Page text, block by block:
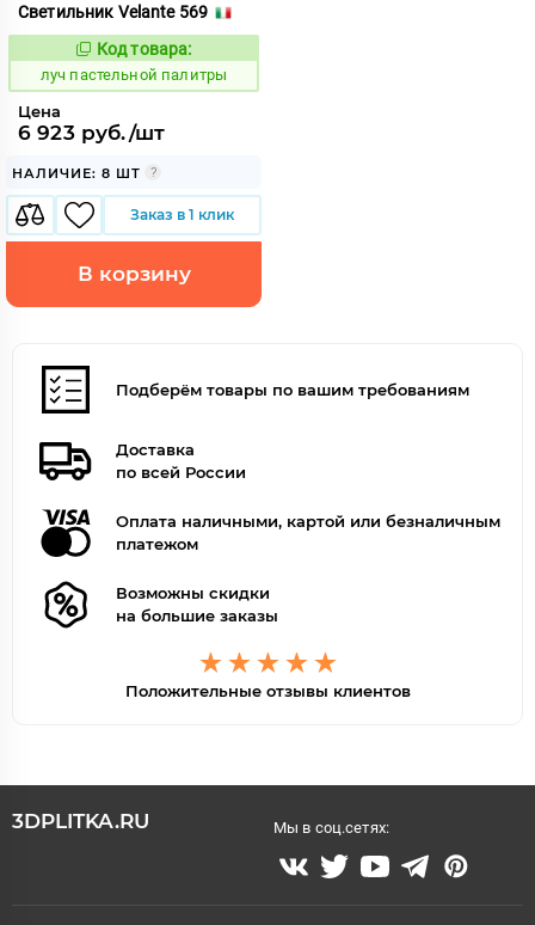
Светильник Velante 569
Код:
899316
Код товара:
луч пастельной палитры
Цена
6 923 руб./шт
НАЛИЧИЕ: 8 ШТ
Заказ в 1 клик
В корзину
Подберём товары по вашим требованиям
Доставка
по всей России
Оплата наличными, картой или безналичным
платежом
Возможны скидки
на большие заказы
Положительные отзывы клиентов
3DPLITKA.RU Мы в соц.сетях: